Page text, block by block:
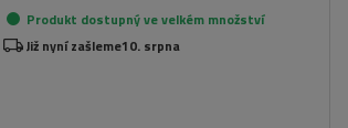
Produkt dostupný ve velkém množství
Již nyní zašleme10. srpna